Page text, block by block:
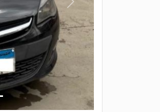
P
r
e
v
u